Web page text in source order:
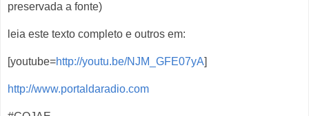
preservada a fonte)
leia este texto completo e outros em:
[youtube=http://youtu.be/NJM_GFE07yA]
http://www.portaldaradio.com